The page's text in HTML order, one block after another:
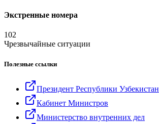
Экстренные номера
102
Чрезвычайные ситуации
Полезные ссылки
Президент Республики Узбекистан
Кабинет Министров
Министерство внутренних дел